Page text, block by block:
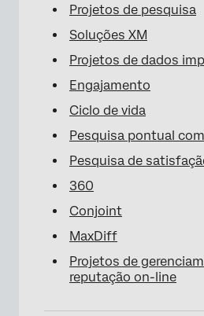
Projetos de pesquisa
Soluções XM
Projetos de dados
Engajamento
Ciclo de vida
Pesquisa pontual
Pesquisa de
360
Conjoint
MaxDiff
Projetos de
reputação on-line